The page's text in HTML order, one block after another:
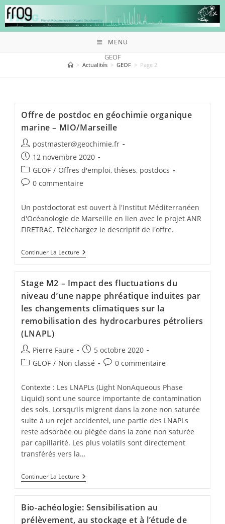
MENU
GEOF
> Actualités > GEOF > Page 2
Offre de postdoc en géochimie organique
marine – MIO/Marseille
postmaster@geochimie.fr
12 novembre 2020
GEOF / Offres d'emploi, thèses, postdocs
0 commentaire
Un postdoctorat est ouvert à l'Institut Méditerranéen
d'Océanologie de Marseille en lien avec le projet ANR
FIRETRAC. Téléchargez le descriptif de l'offre.
Continuer La Lecture
Stage M2 – Impact des fluctuations du
niveau d’une nappe phréatique induites par
les changements climatiques sur la
remobilisation des hydrocarbures pétroliers
(LNAPL)
Pierre Faure
5 octobre 2020
GEOF / Non classé 0 commentaire
Contexte : Les LNAPLs (Light NonAqueous Phase
Liquid) sont une source importante de contamination
des sols. Lorsqu’ils migrent dans la zone non saturée
suite à un rejet accidentel, une partie des LNAPLs
reste adsorbée ou piégée dans la zone non saturée
par capillarité. Les plus volatils sont directement
transférés vers la…
Continuer La Lecture
Bio-achéologie: Sensibilisation au
prélèvement, au stockage et à l’étude de